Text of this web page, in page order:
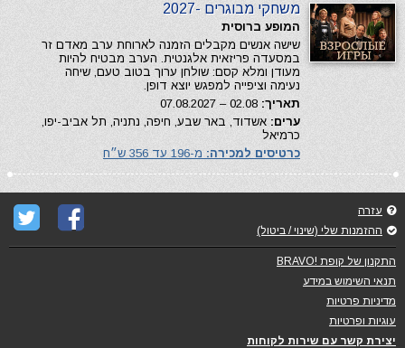
משחקי מבוגרים -2027
המופע ברוסית
שישה אנשים מקבלים הזמנה לארוחת ערב מאדם זר
במסעדה פריזאית אלגנטית. הערב מבטיח להיות
מעודן ומלא קסם: שולחן ערוך בטוב טעם, שיחה
נעימה וציפייה למפגש יוצא דופן.
תאריך:
ערים: אשדוד, באר שבע, חיפה, נתניה, תל אביב-יפו,
כרמיאל
כרטיסים למכירה: מ-196 עד 356 ש״ח
עזרה
ההזמנות שלי (שינוי / ביטול)
התקנון של קופת !BRAVO
תנאי השימוש במידע
מדיניות פרטיות
עוגיות ופרטיות
יצירת קשר עם שירות לקוחות